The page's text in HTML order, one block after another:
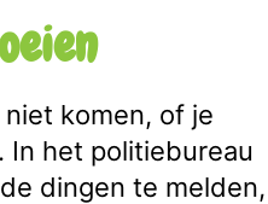
komen, of je
In het politiebureau
dingen te melden,